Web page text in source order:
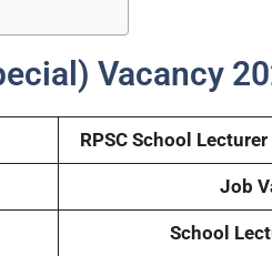
Vacancy
RPSC School
Job
School